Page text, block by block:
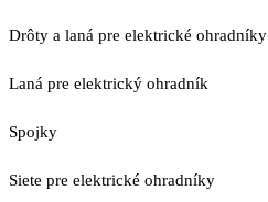
Drôty a laná pre elektrické ohradníky
Laná pre elektrický ohradník
Spojky
Siete pre elektrické ohradníky